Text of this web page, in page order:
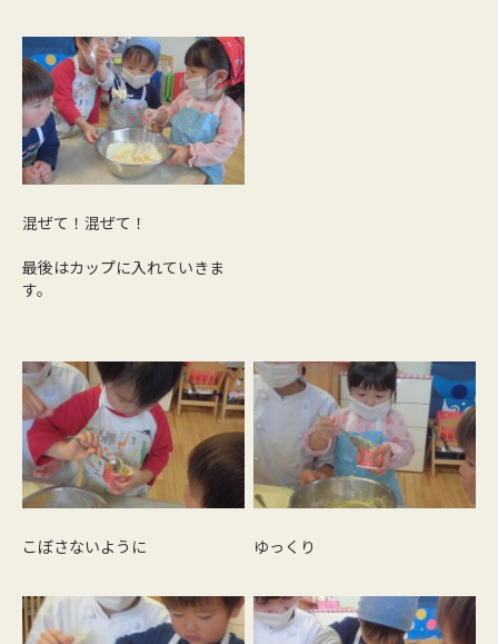
混ぜて！混ぜて！
最後はカップに入れていきま
す。
こぼさないように ゆっくり